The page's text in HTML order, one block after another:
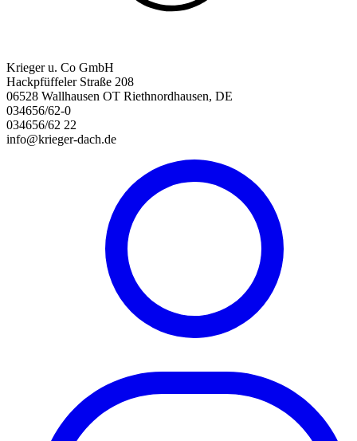
Krieger u. Co GmbH
Hackpfüffeler Straße 208
06528 Wallhausen OT Riethnordhausen, DE
034656/62-0
034656/62 22
info@krieger-dach.de